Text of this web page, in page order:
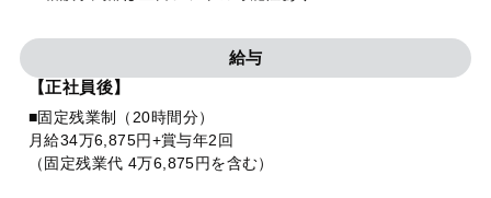
給与
【正社員後】
■固定残業制（20時間分）
月給34万6,875円+賞与年2回
（固定残業代 4万6,875円を含む）